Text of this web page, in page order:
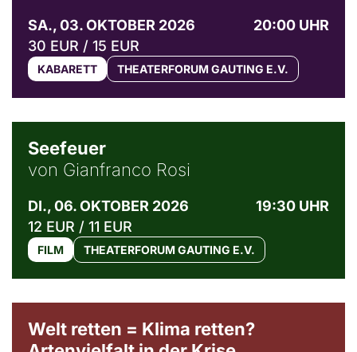
SA., 03. OKTOBER 2026
20:00 UHR
30 EUR / 15 EUR
KABARETT THEATERFORUM GAUTING E.V.
Seefeuer
von Gianfranco Rosi
DI., 06. OKTOBER 2026
19:30 UHR
12 EUR / 11 EUR
FILM THEATERFORUM GAUTING E.V.
Welt retten = Klima retten?